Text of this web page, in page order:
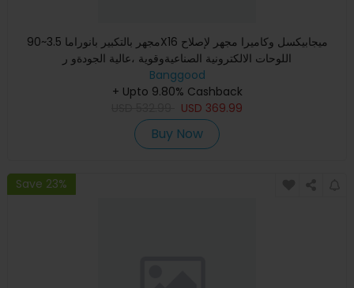
مجهر بالتكبير بانوراما 3.5~90X16 ميجابيكسل وكاميرا مجهر لإصلاح
اللوحات الالكترونية الصناعيةوقوية ،عالية الجودةو ر
Banggood
+ Upto 9.80% Cashback
USD 369.99
Buy Now
Save 23%